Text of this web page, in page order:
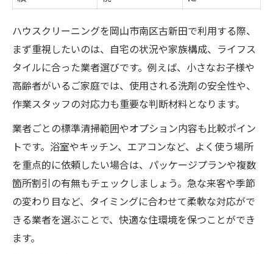
ハウスクリーニングを岡山市南区古新田で利用する際、
まず重視したいのは、自宅の状況や家族構成、ライフス
タイルに合った業者選びです。例えば、小さなお子様や
高齢者がいるご家庭では、使用される洗剤の安全性や、
作業スタッフの対応力も重要な判断材料となります。
業者ごとの標準清掃範囲やオプション内容も比較ポイン
トです。浴室やキッチン、エアコンなど、よく使う場所
を重点的に依頼したい場合は、パッケージプランや複数
箇所割引の有無もチェックしましょう。急な来客や季節
の変わり目など、タイミングに合わせて柔軟な対応がで
きる業者を選ぶことで、快適な住環境を保つことができ
ます。